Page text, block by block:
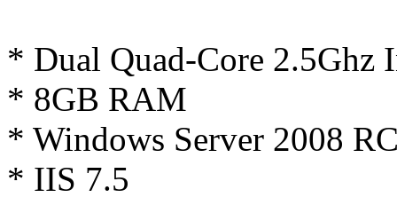
* Dual Quad-Core 2.5Ghz
* 8GB RAM
* Windows Server 2008
* IIS 7.5